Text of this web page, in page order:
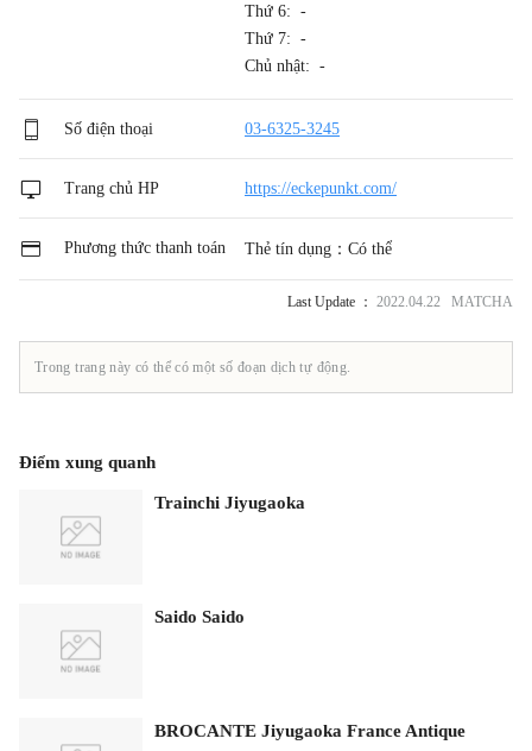
Thứ 6: -
Thứ 7: -
Chủ nhật: -
Số điện thoại 03-6325-3245
Trang chủ HP https://eckepunkt.com/
Phương thức thanh toán Thẻ tín dụng：Có thể
Last Update ： 2022.04.22 MATCHA
Trong trang này có thể có một số đoạn dịch tự động.
Điểm xung quanh
Trainchi Jiyugaoka
Saido Saido
BROCANTE Jiyugaoka France Antique